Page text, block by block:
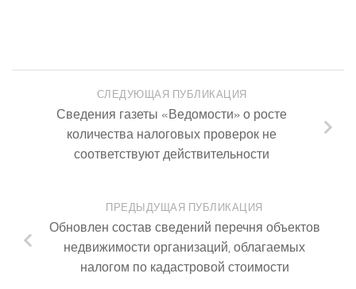
СЛЕДУЮЩАЯ ПУБЛИКАЦИЯ
Сведения газеты «Ведомости» о росте
количества налоговых проверок не
соответствуют действительности
ПРЕДЫДУЩАЯ ПУБЛИКАЦИЯ
Обновлен состав сведений перечня объектов
недвижимости организаций, облагаемых
налогом по кадастровой стоимости